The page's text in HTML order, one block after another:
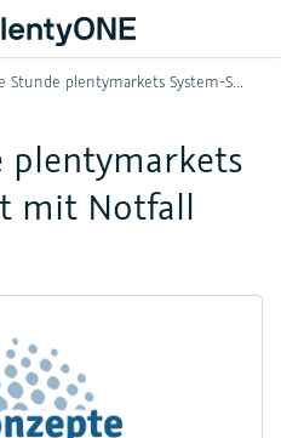
plentymarkets System-Support mit Notfall Nummer
plentymarkets
mit Notfall